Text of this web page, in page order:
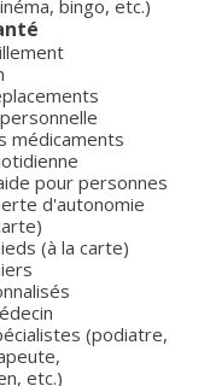
bingo, etc.)
médicaments
pour personnes
d'autonomie
(à la carte)
(podiatre,
etc.)